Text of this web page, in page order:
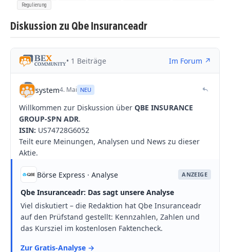
Regulierung
Diskussion zu Qbe Insuranceadr